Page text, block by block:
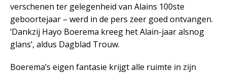
verschenen ter gelegenheid van Alains 100ste
geboortejaar – werd in de pers zeer goed ontvangen.
‘Dankzij Hayo Boerema kreeg het Alain-jaar alsnog
glans’, aldus Dagblad Trouw.
Boerema’s eigen fantasie krijgt alle ruimte in zijn